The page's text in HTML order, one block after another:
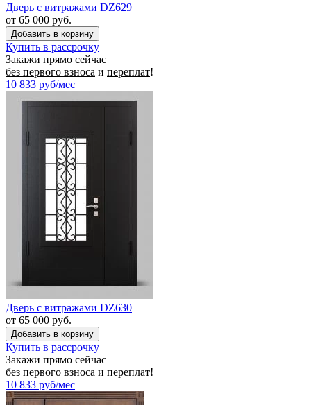
Дверь с витражами DZ629
от 65 000 руб.
Купить в рассрочку
Закажи прямо сейчас
без первого взноса и переплат!
10 833 руб/мес
Дверь с витражами DZ630
от 65 000 руб.
Купить в рассрочку
Закажи прямо сейчас
без первого взноса и переплат!
10 833 руб/мес